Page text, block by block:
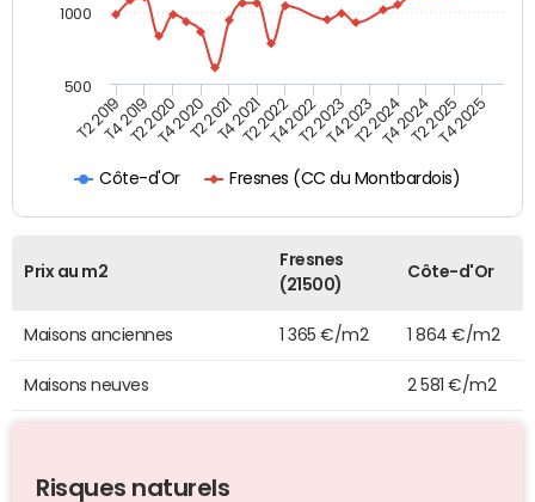
Côte-d'Or Fresnes (CC du Montbardois)
T2 2019T4 2019T2 2020T4 2020T2 2021T4 2021T2 2022T4 2022T2 2023T4 2023T2 2024T4 2024T2 2025T4 2025
500
1000
Prix au m2
Fresnes
(21500)
Côte-d'Or
Maisons anciennes 1 365 €/m2 1 864 €/m2
Maisons neuves 2 581 €/m2
Risques naturels